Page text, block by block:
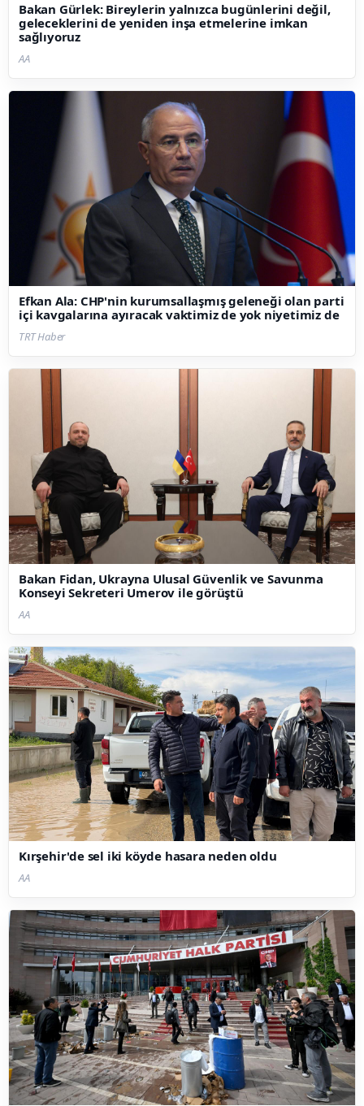
Bakan Gürlek: Bireylerin yalnızca bugünlerini değil,
geleceklerini de yeniden inşa etmelerine imkan
sağlıyoruz
AA
Efkan Ala: CHP'nin kurumsallaşmış geleneği olan parti
içi kavgalarına ayıracak vaktimiz de yok niyetimiz de
TRT Haber
Bakan Fidan, Ukrayna Ulusal Güvenlik ve Savunma
Konseyi Sekreteri Umerov ile görüştü
AA
Kırşehir'de sel iki köyde hasara neden oldu
AA